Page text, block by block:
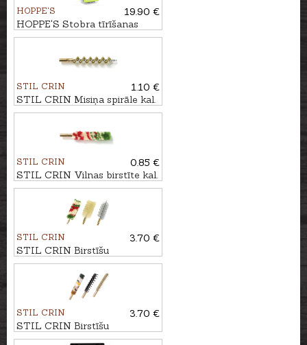
HOPPE'S
19.90 €
HOPPE'S Stobra tīrīšanas
šņore BORESNAKE VIPER
STIL CRIN
1.10 €
STIL CRIN Misiņa spirāle kal.
8mm
STIL CRIN
0.85 €
STIL CRIN Vilnas birstīte kal.
7,62mm
STIL CRIN
3.70 €
STIL CRIN Birstīšu
komplekts kal. .12
STIL CRIN
3.70 €
STIL CRIN Birstīšu
komplekts kal. 9mm